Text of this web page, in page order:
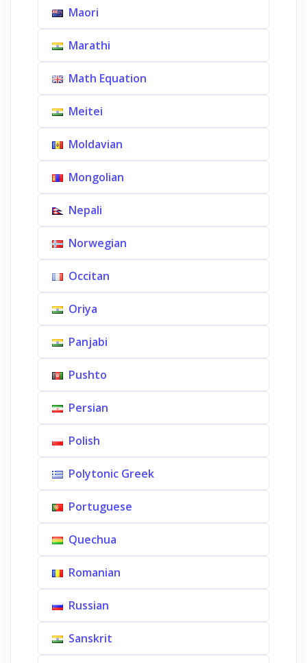
Maori
Marathi
Math Equation
Meitei
Moldavian
Mongolian
Nepali
Norwegian
Occitan
Oriya
Panjabi
Pushto
Persian
Polish
Polytonic Greek
Portuguese
Quechua
Romanian
Russian
Sanskrit